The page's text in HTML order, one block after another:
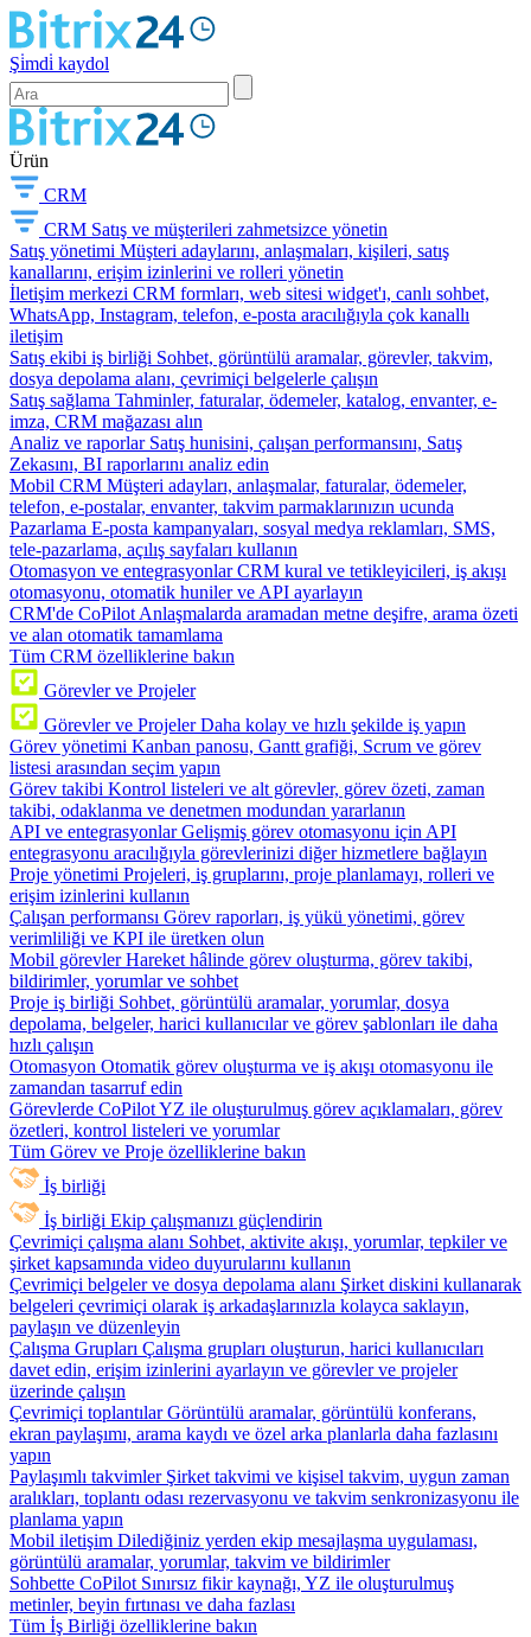
Şi̇mdi̇ kaydol
Ürün
CRM
CRM Satış ve müşterileri zahmetsizce yönetin
Satış yönetimi Müşteri adaylarını, anlaşmaları, kişileri, satış
kanallarını, erişim izinlerini ve rolleri yönetin
İletişim merkezi CRM formları, web sitesi widget'ı, canlı sohbet,
WhatsApp, Instagram, telefon, e-posta aracılığıyla çok kanallı
iletişim
Satış ekibi iş birliği Sohbet, görüntülü aramalar, görevler, takvim,
dosya depolama alanı, çevrimiçi belgelerle çalışın
Satış sağlama Tahminler, faturalar, ödemeler, katalog, envanter, e-
imza, CRM mağazası alın
Analiz ve raporlar Satış hunisini, çalışan performansını, Satış
Zekasını, BI raporlarını analiz edin
Mobil CRM Müşteri adayları, anlaşmalar, faturalar, ödemeler,
telefon, e-postalar, envanter, takvim parmaklarınızın ucunda
Pazarlama E-posta kampanyaları, sosyal medya reklamları, SMS,
tele-pazarlama, açılış sayfaları kullanın
Otomasyon ve entegrasyonlar CRM kural ve tetikleyicileri, iş akışı
otomasyonu, otomatik huniler ve API ayarlayın
CRM'de CoPilot Anlaşmalarda aramadan metne deşifre, arama özeti
ve alan otomatik tamamlama
Tüm CRM özelliklerine bakın
Görevler ve Projeler
Görevler ve Projeler Daha kolay ve hızlı şekilde iş yapın
Görev yönetimi Kanban panosu, Gantt grafiği, Scrum ve görev
listesi arasından seçim yapın
Görev takibi Kontrol listeleri ve alt görevler, görev özeti, zaman
takibi, odaklanma ve denetmen modundan yararlanın
API ve entegrasyonlar Gelişmiş görev otomasyonu için API
entegrasyonu aracılığıyla görevlerinizi diğer hizmetlere bağlayın
Proje yönetimi Projeleri, iş gruplarını, proje planlamayı, rolleri ve
erişim izinlerini kullanın
Çalışan performansı Görev raporları, iş yükü yönetimi, görev
verimliliği ve KPI ile üretken olun
Mobil görevler Hareket hâlinde görev oluşturma, görev takibi,
bildirimler, yorumlar ve sohbet
Proje iş birliği Sohbet, görüntülü aramalar, yorumlar, dosya
depolama, belgeler, harici kullanıcılar ve görev şablonları ile daha
hızlı çalışın
Otomasyon Otomatik görev oluşturma ve iş akışı otomasyonu ile
zamandan tasarruf edin
Görevlerde CoPilotYZ ile oluşturulmuş görev açıklamaları, görev
özetleri, kontrol listeleri ve yorumlar
Tüm Görev ve Proje özelliklerine bakın
İş birliği
İş birliği Ekip çalışmanızı güçlendirin
Çevrimiçi çalışma alanı Sohbet, aktivite akışı, yorumlar, tepkiler ve
şirket kapsamında video duyurularını kullanın
Çevrimiçi belgeler ve dosya depolama alanı Şirket diskini kullanarak
belgeleri çevrimiçi olarak iş arkadaşlarınızla kolayca saklayın,
paylaşın ve düzenleyin
Çalışma Grupları Çalışma grupları oluşturun, harici kullanıcıları
davet edin, erişim izinlerini ayarlayın ve görevler ve projeler
üzerinde çalışın
Çevrimiçi toplantılar Görüntülü aramalar, görüntülü konferans,
ekran paylaşımı, arama kaydı ve özel arka planlarla daha fazlasını
yapın
Paylaşımlı takvimler Şirket takvimi ve kişisel takvim, uygun zaman
aralıkları, toplantı odası rezervasyonu ve takvim senkronizasyonu ile
planlama yapın
Mobil iletişim Dilediğiniz yerden ekip mesajlaşma uygulaması,
görüntülü aramalar, yorumlar, takvim ve bildirimler
Sohbette CoPilot Sınırsız fikir kaynağı, YZ ile oluşturulmuş
metinler, beyin fırtınası ve daha fazlası
Tüm İş Birliği özelliklerine bakın